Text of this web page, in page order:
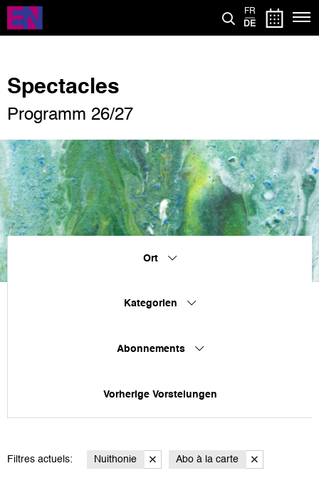
Direkt
zum
Inhalt
FR
DE
Spectacles
Programm 26/27
Ort
Kategorien
Abonnements
Vorherige Vorstelungen
Filtres actuels: Nuithonie Abo à la carte